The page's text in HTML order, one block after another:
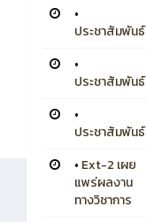
•
ประชาสัมพันธ์
•
ประชาสัมพันธ์
•
ประชาสัมพันธ์
• Ext-2 เผย
แพร่ผลงาน
ทางวิชาการ